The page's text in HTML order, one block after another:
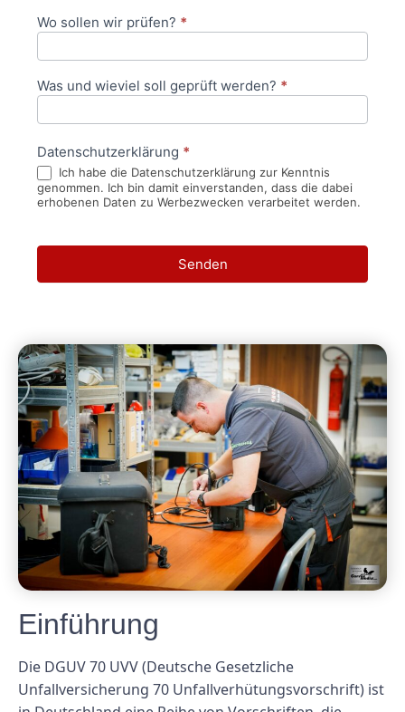
Wo sollen wir prüfen? *
Was und wieviel soll geprüft werden? *
Datenschutzerklärung *
Ich habe die Datenschutzerklärung zur Kenntnis
genommen. Ich bin damit einverstanden, dass die dabei
erhobenen Daten zu Werbezwecken verarbeitet werden.
Senden
Einführung
Die DGUV 70 UVV (Deutsche Gesetzliche
Unfallversicherung 70 Unfallverhütungsvorschrift) ist